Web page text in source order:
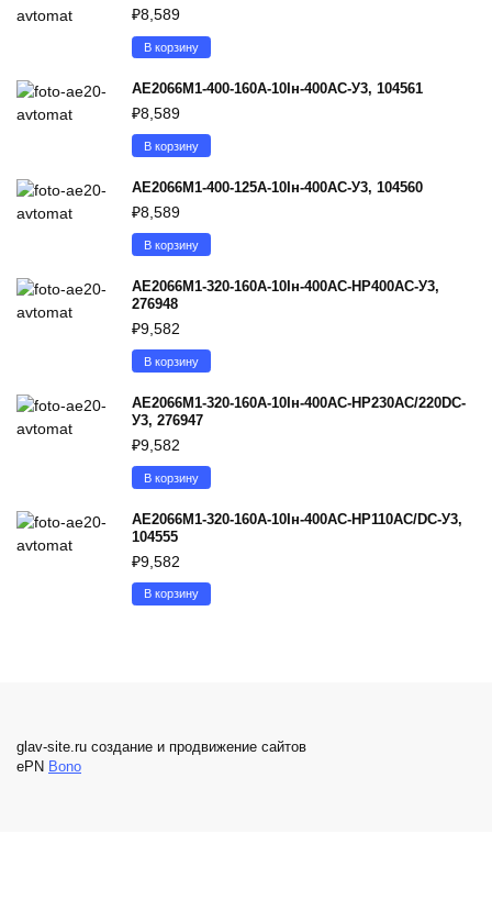
₽8,589
В корзину
АЕ2066М1-400-160А-10Iн-400AC-У3, 104561
₽8,589
В корзину
АЕ2066М1-400-125А-10Iн-400AC-У3, 104560
₽8,589
В корзину
АЕ2066М1-320-160А-10Iн-400AC-НР400AC-У3,
276948
₽9,582
В корзину
АЕ2066М1-320-160А-10Iн-400AC-НР230AC/220DC-
У3, 276947
₽9,582
В корзину
АЕ2066М1-320-160А-10Iн-400AC-НР110AC/DC-У3,
104555
₽9,582
В корзину
glav-site.ru создание и продвижение сайтов
ePN Bono